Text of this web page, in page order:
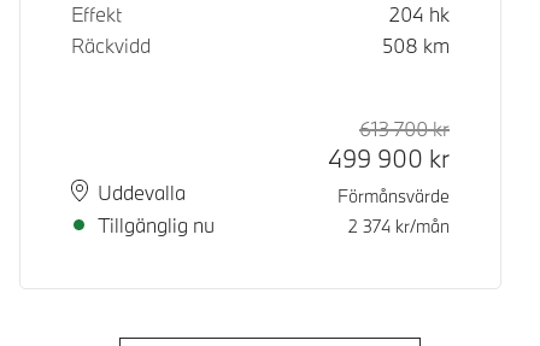
Effekt
204 hk
Räckvidd
508 km
PlatsUddevalla
Leveranstid
Tillgänglig nu
Rek. ord
613 700kr
499 900 kr
Förmånsvärde
2 374 kr/mån